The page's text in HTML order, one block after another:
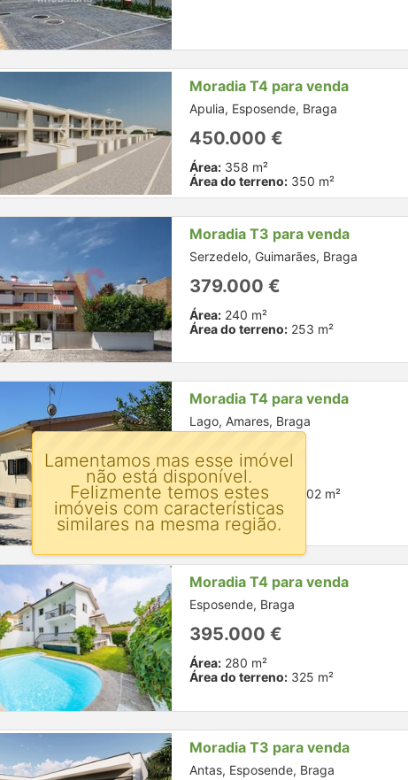
Moradia T4 para venda
Apulia, Esposende, Braga
450.000 €
Área: 358 m²
Área do terreno: 350 m²
Moradia T3 para venda
Serzedelo, Guimarães, Braga
379.000 €
Área: 240 m²
Área do terreno: 253 m²
Moradia T4 para venda
Lago, Amares, Braga
550.000 €
Área:274 m²
Área do terreno:
2302 m²
Moradia T4 para venda
Esposende, Braga
395.000 €
Área: 280 m²
Área do terreno: 325 m²
Moradia T3 para venda
Antas, Esposende, Braga
Lamentamos mas esse imóvel
não está disponível.
Felizmente temos estes
imóveis com características
similares na mesma região.